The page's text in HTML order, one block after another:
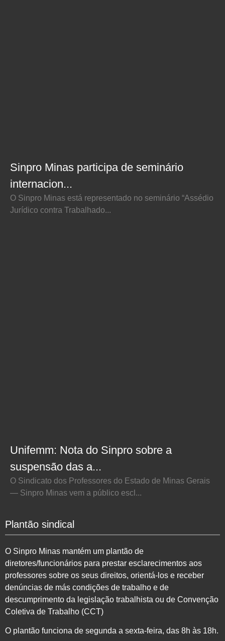
Sinpro Minas participa de seminário
internacion...
O Sinpro Minas está representado no seminário “Assédio
Jurídico contra Trabalhado...
Unifemm: Nota do Sinpro sobre a
suspensão das a...
O Sindicato dos Professores do Estado de Minas Gerais
— Sinpro Minas vem a público escl...
Plantão sindical
O Sinpro Minas mantém um plantão de
diretores/funcionários para prestar esclarecimentos aos
professores sobre os seus direitos, orientá-los e receber
denúncias de más condições de trabalho e de
descumprimento da legislação trabalhista ou de Convenção
Coletiva de Trabalho (CCT)
O plantão funciona de segunda a sexta-feira, das 8h às 18h.